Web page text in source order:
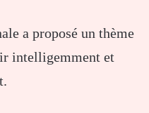
a proposé un thème
intelligemment et